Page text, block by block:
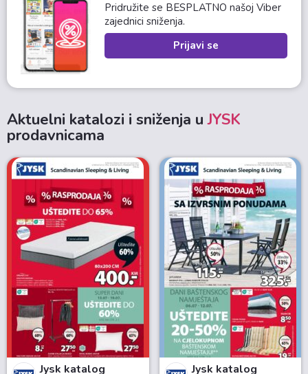
Pridružite se BESPLATNO našoj Viber
zajednici sniženja.
Prijavi se
Aktuelni katalozi i sniženja uJYSK
prodavnicama
Jysk katalog Jysk katalog